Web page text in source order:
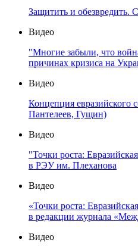
Защитить и обезвредить.
Видео
"Многие забыли, что
причинах кризиса на
Видео
Концепция евразийского
Пантелеев, Гущин)
Видео
"Точки роста:
в РЭУ им. Плеханова
Видео
«Точки роста:
в редакции журнала
Видео